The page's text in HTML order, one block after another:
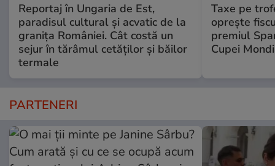
Reportaj în Ungaria de Est,
paradisul cultural și acvatic de la
granița României. Cât costă un
sejur în tărâmul cetăților și băilor
termale
Taxe pe
oprește
premiul
Cupei
PARTENERI